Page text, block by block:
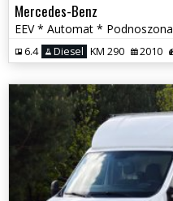
Mercedes-Benz
6.4 Diesel KM 290 2010